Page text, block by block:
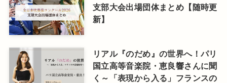
支部大会出場団体まとめ【随時更
新】
リアル『のだめ』の世界へ！パリ
国立高等音楽院・恵良響さんに聞
く～「表現から入る」フランスの